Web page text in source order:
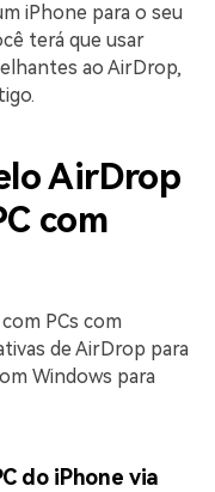
iPhone para o seu
terá que usar
ao AirDrop,
AirDrop
com
PCs com
de AirDrop para
Windows para
do iPhone via